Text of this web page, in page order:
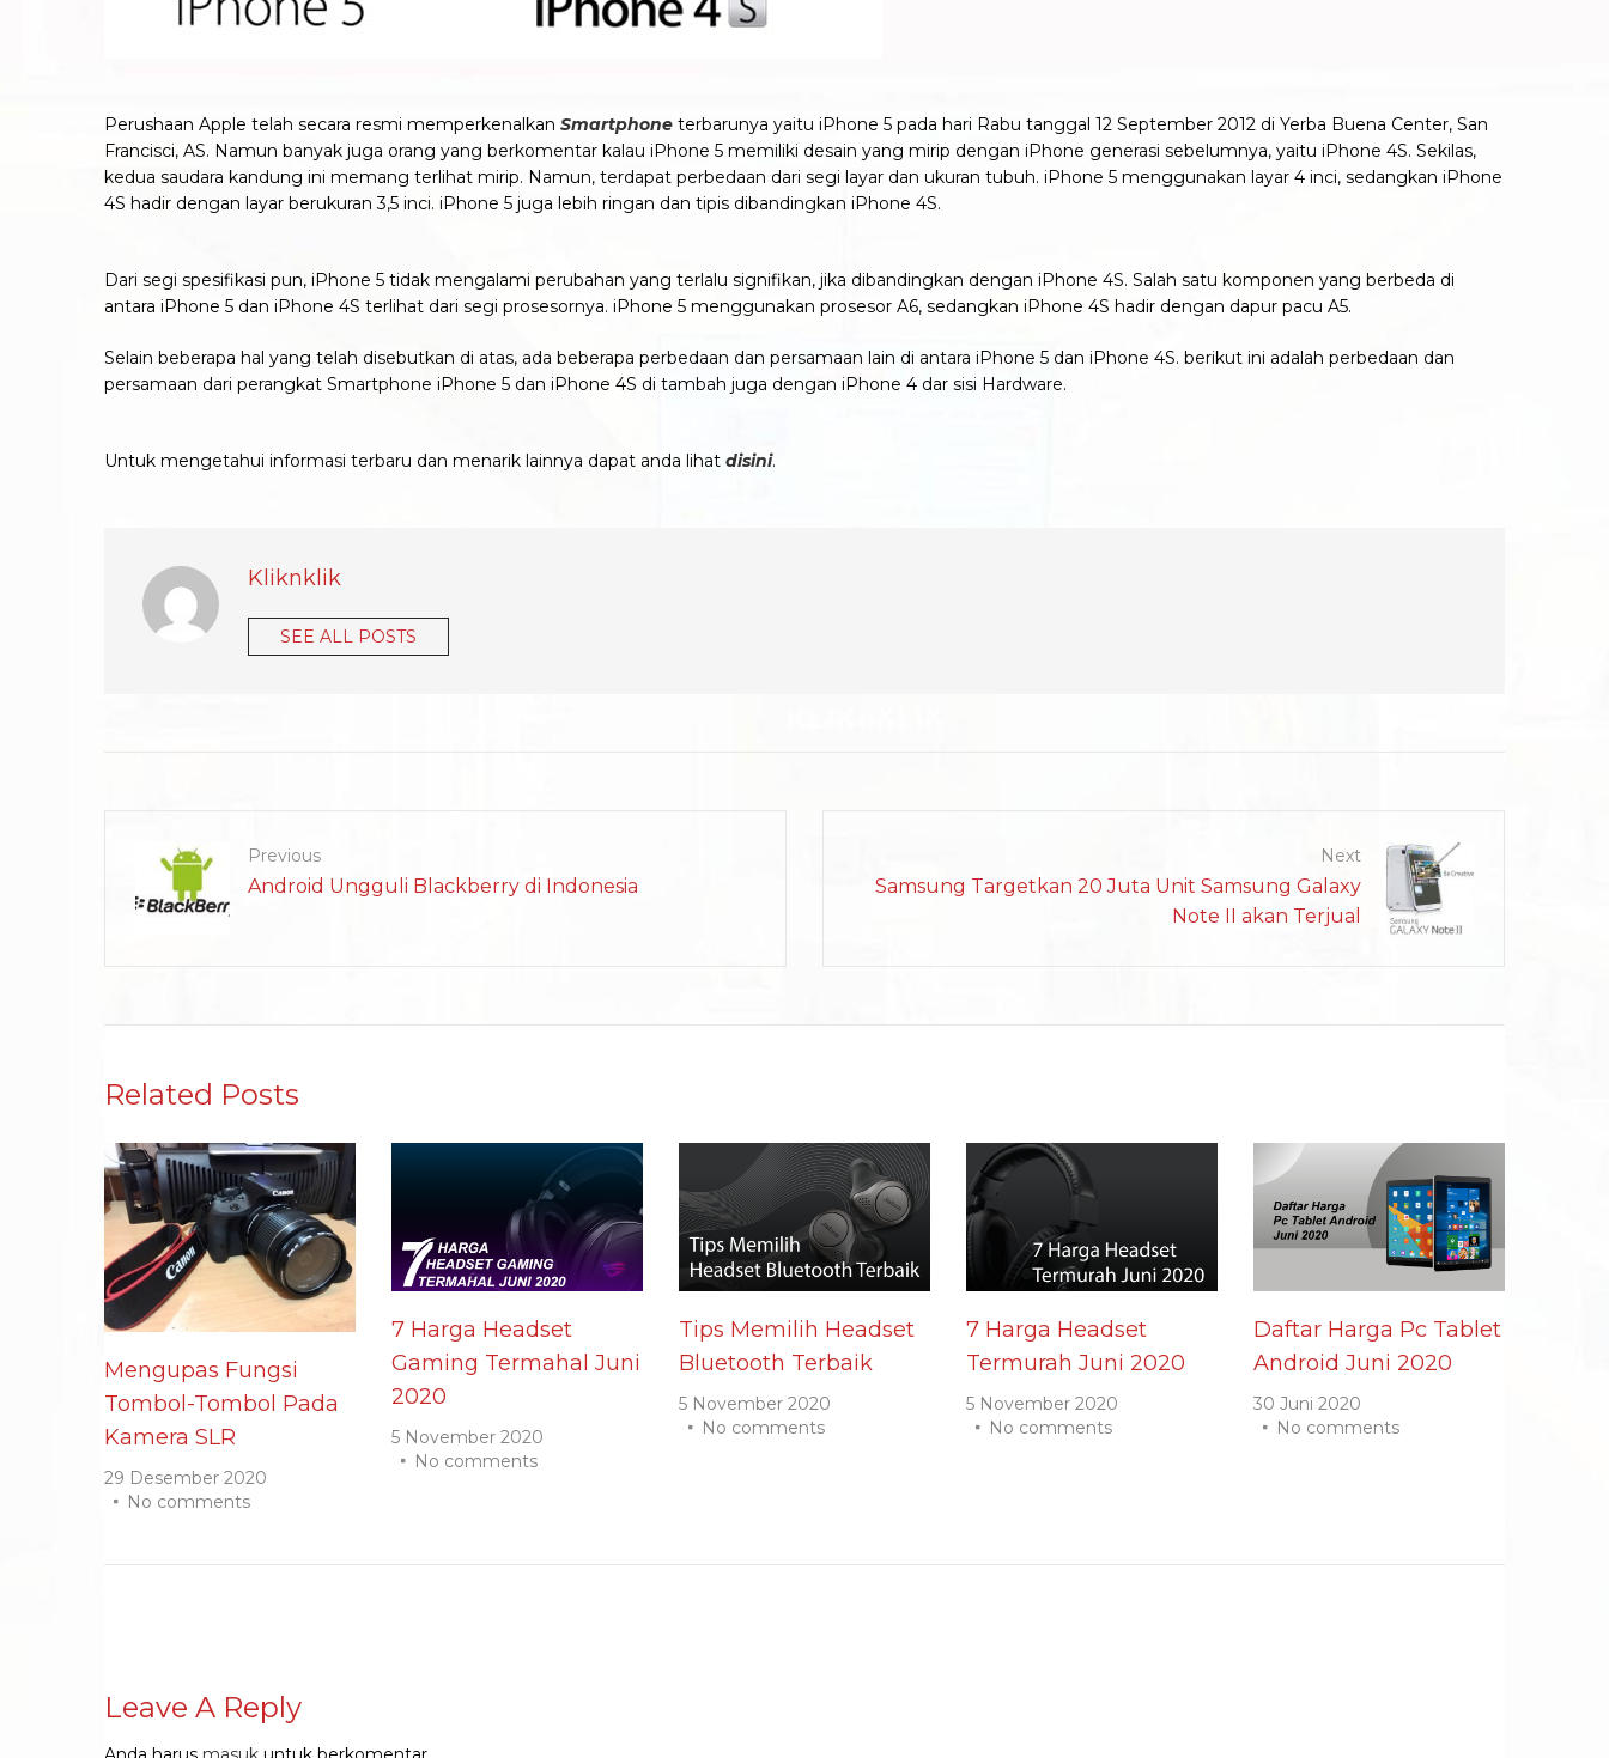
Perushaan Apple telah secara resmi memperkenalkan Smartphone terbarunya yaitu iPhone 5 pada hari Rabu tanggal 12 September 2012 di Yerba Buena Center, San
Francisci, AS. Namun banyak juga orang yang berkomentar kalau iPhone 5 memiliki desain yang mirip dengan iPhone generasi sebelumnya, yaitu iPhone 4S. Sekilas,
kedua saudara kandung ini memang terlihat mirip. Namun, terdapat perbedaan dari segi layar dan ukuran tubuh. iPhone 5 menggunakan layar 4 inci, sedangkan iPhone
4S hadir dengan layar berukuran 3,5 inci. iPhone 5 juga lebih ringan dan tipis dibandingkan iPhone 4S.
Dari segi spesifikasi pun, iPhone 5 tidak mengalami perubahan yang terlalu signifikan, jika dibandingkan dengan iPhone 4S. Salah satu komponen yang berbeda di
antara iPhone 5 dan iPhone 4S terlihat dari segi prosesornya. iPhone 5 menggunakan prosesor A6, sedangkan iPhone 4S hadir dengan dapur pacu A5.
Selain beberapa hal yang telah disebutkan di atas, ada beberapa perbedaan dan persamaan lain di antara iPhone 5 dan iPhone 4S. berikut ini adalah perbedaan dan
persamaan dari perangkat Smartphone iPhone 5 dan iPhone 4S di tambah juga dengan iPhone 4 dar sisi Hardware.
Untuk mengetahui informasi terbaru dan menarik lainnya dapat anda lihat disini.
Kliknklik
SEE ALL POSTS
Previous
Android Ungguli Blackberry di Indonesia
Next
Samsung Targetkan 20 Juta Unit Samsung Galaxy
Note II akan Terjual
Related Posts
Mengupas Fungsi
Tombol-Tombol Pada
Kamera SLR
29 Desember 2020
No comments
7 Harga Headset
Gaming Termahal Juni
2020
5 November 2020
No comments
Tips Memilih Headset
Bluetooth Terbaik
5 November 2020
No comments
7 Harga Headset
Termurah Juni 2020
5 November 2020
No comments
Daftar Harga Pc Tablet
Android Juni 2020
30 Juni 2020
No comments
Leave A Reply